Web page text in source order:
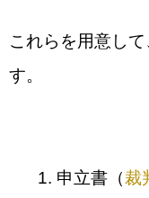
これらを用意し
す。
申立書（裁